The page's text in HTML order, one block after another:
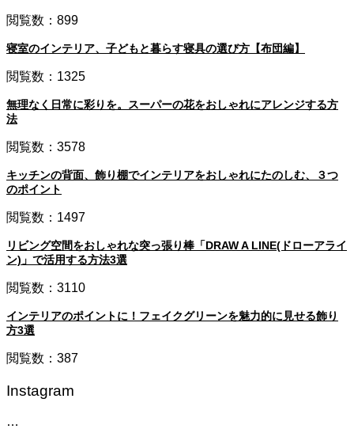
閲覧数：899
寝室のインテリア、子どもと暮らす寝具の選び方【布団編】
閲覧数：1325
無理なく日常に彩りを。スーパーの花をおしゃれにアレンジする方
法
閲覧数：3578
キッチンの背面、飾り棚でインテリアをおしゃれにたのしむ、３つ
のポイント
閲覧数：1497
リビング空間をおしゃれな突っ張り棒「DRAW A LINE(ドローアライ
ン)」で活用する方法3選
閲覧数：3110
インテリアのポイントに！フェイクグリーンを魅力的に見せる飾り
方3選
閲覧数：387
Instagram
…